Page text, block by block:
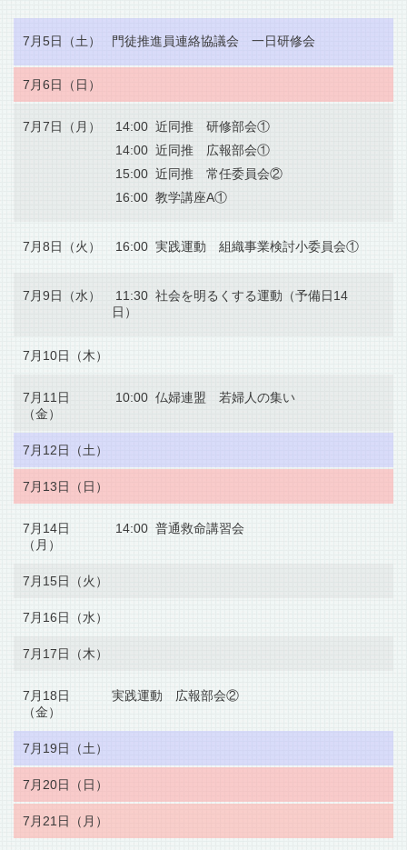
7月5日（土） 門徒推進員連絡協議会 一日研修会
7月6日（日）
7月7日（月）
14:00 近同推 研修部会①
14:00 近同推 広報部会①
15:00 近同推 常任委員会②
16:00 教学講座A①
7月8日（火） 16:00 実践運動 組織事業検討小委員会①
7月9日（水）
11:30 社会を明るくする運動（予備日14
日）
7月10日（木）
7月11日
（金）
10:00 仏婦連盟 若婦人の集い
7月12日（土）
7月13日（日）
7月14日
（月）
14:00 普通救命講習会
7月15日（火）
7月16日（水）
7月17日（木）
7月18日
（金）
実践運動 広報部会②
7月19日（土）
7月20日（日）
7月21日（月）